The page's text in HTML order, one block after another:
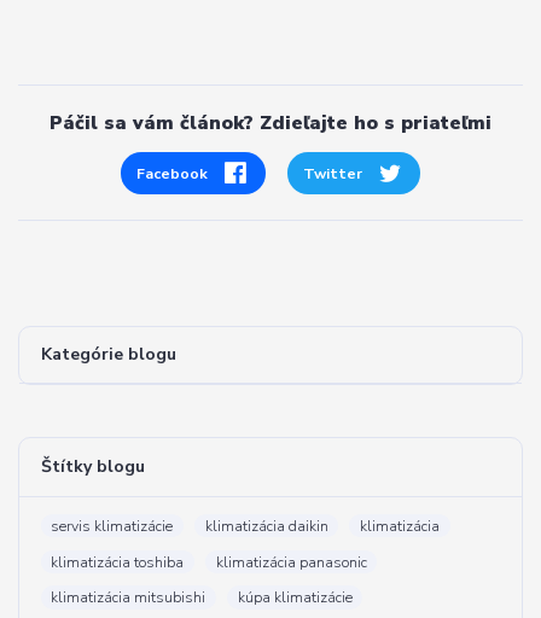
Kategórie blogu
Štítky blogu
servis klimatizácie klimatizácia daikin
klimatizácia
klimatizácia toshiba
klimatizácia panasonic
klimatizácia mitsubishi
kúpa klimatizácie
Páčil sa vám článok? Zdieľajte ho s priateľmi
Facebook Twitter